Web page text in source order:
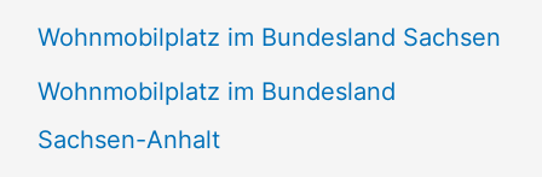
Wohnmobilplatz im Bundesland Sachsen
Wohnmobilplatz im Bundesland
Sachsen-Anhalt